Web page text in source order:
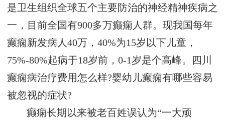
是卫生组织全球五个主要防治的神经精神疾病之
一，目前全国有900多万癫痫人群。现我国每年
癫痫新发病人40万，40%为15岁以下儿童，
75%-80%起病于18岁前，0-1岁是个高峰。四川
癫痫病治疗费用怎么样?婴幼儿癫痫有哪些容易
被忽视的症状?
癫痫长期以来被老百姓误认为“一大顽